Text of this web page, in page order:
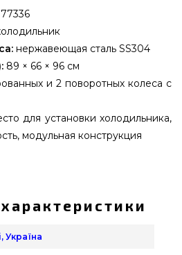
нержавеющая сталь SS304
89 × 66 × 96 см
и 2 поворотных колеса с
для установки холодильника,
модульная конструкция
Grilli, Україна по
29 990 грн. в каталоге
GrillPoint. Посмотрите и
Україна